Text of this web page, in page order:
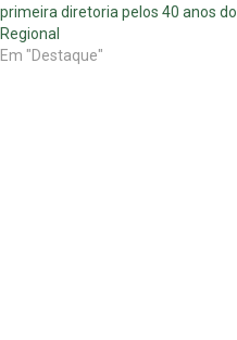
primeira diretoria pelos 40 anos do
Regional
Em "Destaque"